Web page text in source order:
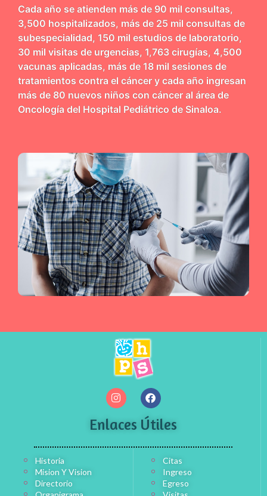
Cada año se atienden más de 90 mil consultas,
3,500 hospitalizados, más de 25 mil consultas de
subespecialidad, 150 mil estudios de laboratorio,
30 mil visitas de urgencias, 1,763 cirugías, 4,500
vacunas aplicadas, más de 18 mil sesiones de
tratamientos contra el cáncer y cada año ingresan
más de 80 nuevos niños con cáncer al área de
Oncología del Hospital Pediátrico de Sinaloa.
Enlaces Útiles
Historia
Mision Y Vision
Directorio
Citas
Ingreso
Egreso